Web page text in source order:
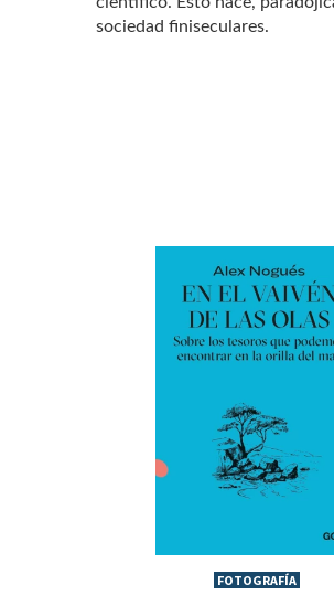
sociedad finiseculares.
FOTOGRAFÍA